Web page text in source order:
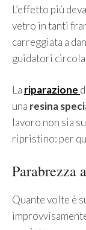
L’effetto più
vetro in tanti
carreggiata a
guidatori
La riparazione
una resina
lavoro non sia
ripristino: per
Parabrezza
Quante volte è